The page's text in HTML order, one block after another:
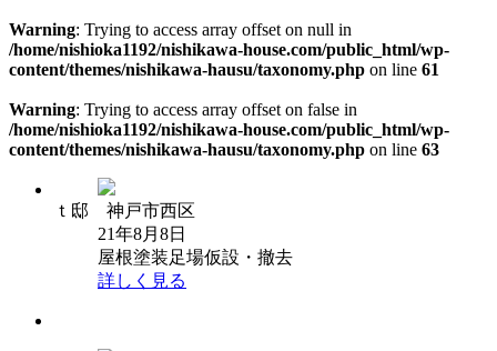
Warning: Trying to access array offset on null in
/home/nishioka1192/nishikawa-house.com/public_html/wp-
content/themes/nishikawa-hausu/taxonomy.php on line 61
Warning: Trying to access array offset on false in
/home/nishioka1192/nishikawa-house.com/public_html/wp-
content/themes/nishikawa-hausu/taxonomy.php on line 63
ｔ邸 神戸市西区
21年8月8日
屋根塗装足場仮設・撤去
詳しく見る